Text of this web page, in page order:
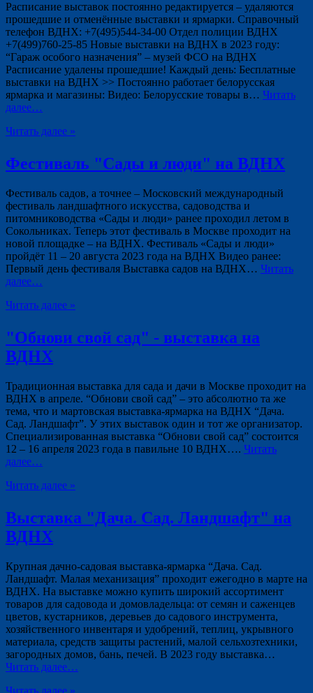
Расписание выставок постоянно редактируется – удаляются
прошедшие и отменённые выставки и ярмарки. Справочный
телефон ВДНХ: +7(495)544-34-00 Отдел полиции ВДНХ
+7(499)760-25-85 Новые выставки на ВДНХ в 2023 году:
“Гараж особого назначения” – музей ФСО на ВДНХ
Расписание удалены прошедшие! Каждый день: Бесплатные
выставки на ВДНХ >> Постоянно работает белорусская
ярмарка и магазины: Видео: Белорусские товары в… Читать
далее…
Читать далее »
Фестиваль "Сады и люди" на ВДНХ
Фестиваль садов, а точнее – Московский международный
фестиваль ландшафтного искусства, садоводства и
питомниководства «Сады и люди» ранее проходил летом в
Сокольниках. Теперь этот фестиваль в Москве проходит на
новой площадке – на ВДНХ. Фестиваль «Сады и люди»
пройдёт 11 – 20 августа 2023 года на ВДНХ Видео ранее:
Первый день фестиваля Выставка садов на ВДНХ… Читать
далее…
Читать далее »
"Обнови свой сад" - выставка на
ВДНХ
Традиционная выставка для сада и дачи в Москве проходит на
ВДНХ в апреле. “Обнови свой сад” – это абсолютно та же
тема, что и мартовская выставка-ярмарка на ВДНХ “Дача.
Сад. Ландшафт”. У этих выставок один и тот же организатор.
Специализированная выставка “Обнови свой сад” состоится
12 – 16 апреля 2023 года в павильне 10 ВДНХ…. Читать
далее…
Читать далее »
Выставка "Дача. Сад. Ландшафт" на
ВДНХ
Крупная дачно-садовая выставка-ярмарка “Дача. Сад.
Ландшафт. Малая механизация” проходит ежегодно в марте на
ВДНХ. На выставке можно купить широкий ассортимент
товаров для садовода и домовладельца: от семян и саженцев
цветов, кустарников, деревьев до садового инструмента,
хозяйственного инвентаря и удобрений, теплиц, укрывного
материала, средств защиты растений, малой сельхозтехники,
загородных домов, бань, печей. В 2023 году выставка…
Читать далее…
Читать далее »